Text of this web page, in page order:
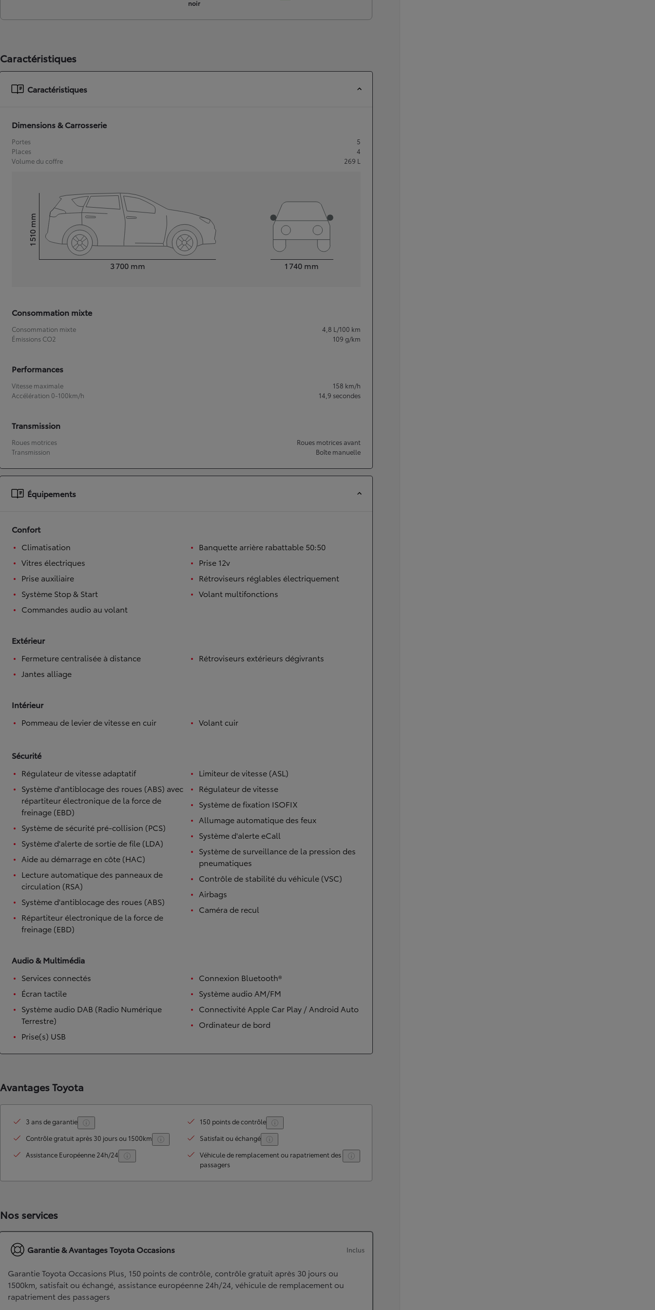
À partir de 19 700 €
HYBRIDE OU HYBRIDE RECHARGEABLE
noir
Caractéristiques
Caractéristiques
Dimensions & Carrosserie
Portes
5
Places
4
Volume du coffre
269 L
3 700 mm
Hauteur1 510
mm
1 740 mm
Consommation mixte
Consommation mixte 4,8 L/100 km
Émissions CO2
109 g/km
Performances
Vitesse maximale 158 km/h
Accélération 0-100km/h
14,9 secondes
Transmission
Roues motrices
Roues motrices avant
Transmission
Boîte manuelle
Équipements
Confort
Climatisation
Vitres électriques
Prise auxiliaire
Système Stop & Start
Commandes audio au volant
Banquette arrière rabattable 50:50
Prise 12v
Rétroviseurs réglables électriquement
Volant multifonctions
Extérieur
Fermeture centralisée à distance
Jantes alliage
Rétroviseurs extérieurs dégivrants
Intérieur
Pommeau de levier de vitesse en cuir
Volant cuir
Sécurité
Régulateur de vitesse adaptatif
Système d'antiblocage des roues (ABS) avec
répartiteur électronique de la force de
freinage (EBD)
Système de sécurité pré-collision (PCS)
Système d'alerte de sortie de file (LDA)
Aide au démarrage en côte (HAC)
Lecture automatique des panneaux de
circulation (RSA)
Système d'antiblocage des roues (ABS)
Répartiteur électronique de la force de
freinage (EBD)
Limiteur de vitesse (ASL)
Régulateur de vitesse
Système de fixation ISOFIX
Allumage automatique des feux
Système d'alerte eCall
Système de surveillance de la pression des
pneumatiques
Contrôle de stabilité du véhicule (VSC)
Airbags
Caméra de recul
Audio & Multimédia
Services connectés
Écran tactile
Système audio DAB (Radio Numérique
Terrestre)
Prise(s) USB
Connexion Bluetooth®
Système audio AM/FM
Connectivité Apple Car Play / Android Auto
Ordinateur de bord
Avantages Toyota
3 ans de garantie
150 points de contrôle
Contrôle gratuit après 30 jours ou 1500km
Satisfait ou échangé
Assistance Européenne 24h/24
Véhicule de remplacement ou rapatriement des
passagers
Nos services
Garantie & Avantages Toyota Occasions Inclus
Garantie Toyota Occasions Plus, 150 points de contrôle, contrôle gratuit après 30 jours ou
1500km, satisfait ou échangé, assistance européenne 24h/24, véhicule de remplacement ou
rapatriement des passagers